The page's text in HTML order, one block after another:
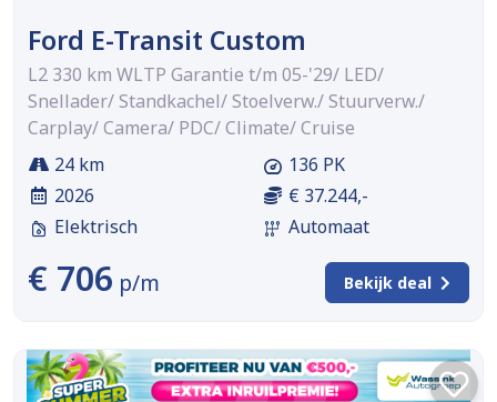
Ford E-Transit Custom
L2 330 km WLTP Garantie t/m 05-'29/ LED/
Snellader/ Standkachel/ Stoelverw./ Stuurverw./
Carplay/ Camera/ PDC/ Climate/ Cruise
24 km
2026
Elektrisch
136 PK
€ 37.244,-
Automaat
€ 706 p/m Bekijk deal